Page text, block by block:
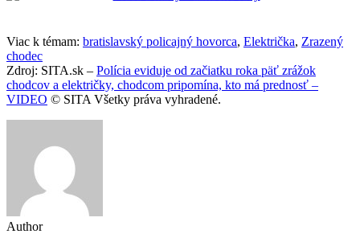
Viac k témam: bratislavský policajný hovorca, Električka, Zrazený
chodec
Zdroj: SITA.sk – Polícia eviduje od začiatku roka päť zrážok
chodcov a električky, chodcom pripomína, kto má prednosť –
VIDEO © SITA Všetky práva vyhradené.
Author